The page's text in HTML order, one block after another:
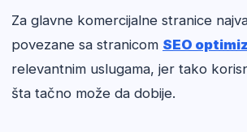
Za glavne komercijalne stranice
povezane sa stranicom SEO
relevantnim uslugama, jer tako
šta tačno može da dobije.